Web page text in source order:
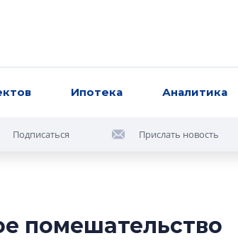
Ипотека Аналитика
Подписаться Прислать новость
помешательство